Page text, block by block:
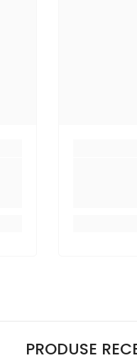
PRODUSE